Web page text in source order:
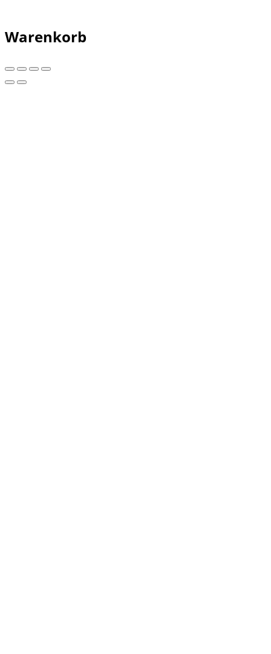
Warenkorb